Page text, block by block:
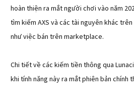
hoàn thiện ra mắt người chơi vào năm
tìm kiếm AXS và các tài nguyên khác
như việc bán trên marketplace.
Chi tiết về các kiếm tiền thông qua
khi tính năng này ra mắt phiên bản chính